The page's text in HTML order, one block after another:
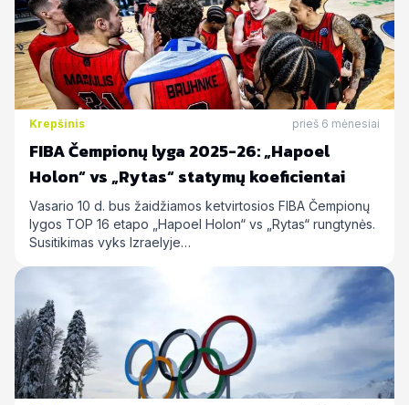
Krepšinis prieš 6 mėnesiai
FIBA Čempionų lyga 2025-26: „Hapoel
Holon“ vs „Rytas“ statymų koeficientai
Vasario 10 d. bus žaidžiamos ketvirtosios FIBA Čempionų
lygos TOP 16 etapo „Hapoel Holon“ vs „Rytas“ rungtynės.
Susitikimas vyks Izraelyje…